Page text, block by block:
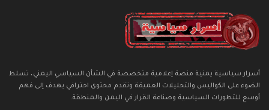
أسرار سياسية يمنية منصة إعلامية متخصصة في الشأن السياسي اليمني، تسلط
الضوء على الكواليس والتحليلات العميقة وتقدم محتوى احترافي يهدف إلى فهم
أوسع للتطورات السياسية وصناعة القرار في اليمن والمنطقة.